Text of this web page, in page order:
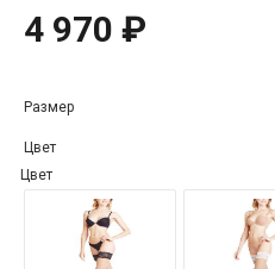
4 970 ₽
Размер
Цвет
Цвет